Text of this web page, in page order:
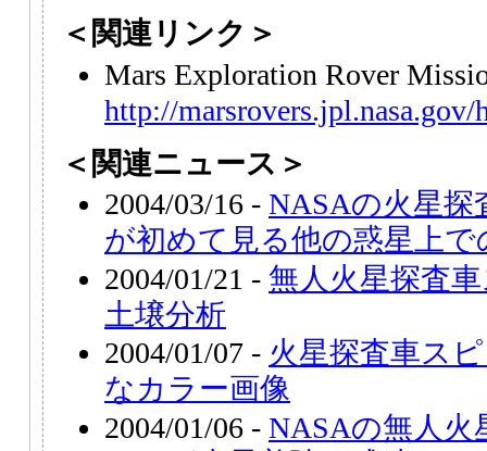
＜関連リンク＞
Mars Exploration Rover
http://marsrovers.jpl.nasa.gov/
＜関連ニュース＞
2004/03/16 - NASAの火星探
が初めて見る他の惑星上で
2004/01/21 - 無人火星探査
土壌分析
2004/01/07 - 火星探査車ス
なカラー画像
2004/01/06 - NASAの無人火